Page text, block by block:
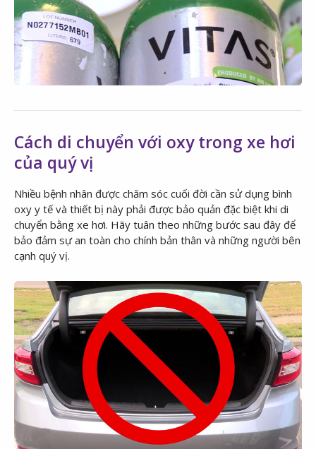
Cách di chuyển với oxy trong xe hơi
của quý vị
Nhiều bệnh nhân được chăm sóc cuối đời cần sử dụng bình
oxy y tế và thiết bị này phải được bảo quản đặc biệt khi di
chuyển bằng xe hơi. Hãy tuân theo những bước sau đây để
bảo đảm sự an toàn cho chính bản thân và những người bên
cạnh quý vị.